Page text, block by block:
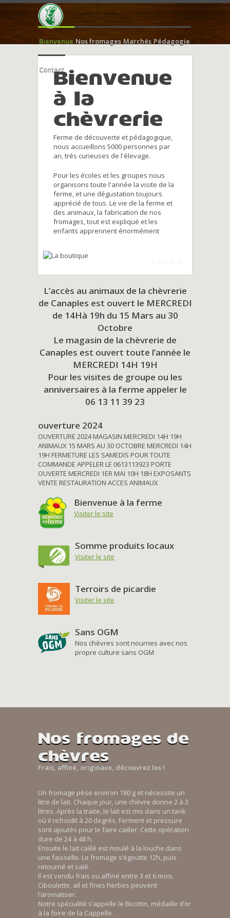
Bienvenue Nos fromages Marchés Pédagogie
ContactBienvenue
à la
chèvrerie
Ferme de découverte et pédagogique,
nous accueillons 5000 personnes par
an, trés curieuses de l'élevage.
Pour les écoles et les groupes nous
organisons toute l'année la visite de la
ferme, et une dégustation toujours
apprécié de tous. Le vie de la ferme et
des animaux, la fabrication de nos
fromages, tout est expliqué et les
enfants apprennent énormément
L’accès au animaux de la chèvrerie
de Canaples est ouvert le MERCREDI
de 14Hà 19h du 15 Mars au 30
Octobre
Le magasin de la chèvrerie de
Canaples est ouvert toute l’année le
MERCREDI 14H 19H
Pour les visites de groupe ou les
anniversaires à la ferme appeler le
06 13 11 39 23
ouverture 2024
OUVERTURE 2024 MAGASIN MERCREDI 14H 19H
ANIMAUX 15 MARS AU 30 OCTOBRE MERCREDI 14H
19H FERMETURE LES SAMEDIS POUR TOUTE
COMMANDE APPELER LE 0613113923 PORTE
OUVERTE MERCREDI 1ER MAI 10H 18H EXPOSANTS
VENTE RESTAURATION ACCES ANIMAUX
Bienvenue à la ferme
Visiter le site
Somme produits locaux
Visiter le site
Terroirs de picardie
Visiter le site
Sans OGM
Nos chèvres sont nourries avec nos
propre culture sans OGM
Nos fromages de
chèvres
Frais, affiné, originaux, découvrez les !
Un fromage pèse environ 180 g et nécessite un
litre de lait. Chaque jour, une chèvre donne 2 à 3
litres. Après la traite, le lait est mis dans un tank
où il refroidit à 20 degrés. Ferment et pressure
sont ajoutés pour le faire cailler. Cette opération
dure de 24 à 48 h.
Ensuite le lait caillé est moulé à la louche dans
une faisselle. Le fromage s’égoutte 12h, puis
retourné et salé.
Il est vendu frais ou affiné entre 3 et 6 mois.
Ciboulette, ail et fines herbes peuvent
l’aromatiser.
Notre spécialité s’appelle le Bicottin, médaille d’or
à la foire de la Cappelle.